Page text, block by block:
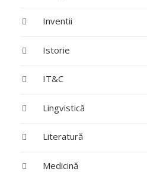
Inventii
Istorie
IT&C
Lingvistică
Literatură
Medicină